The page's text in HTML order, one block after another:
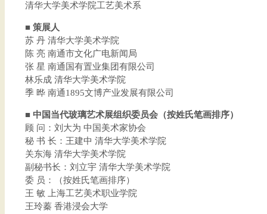
清华大学美术学院工艺美术系
■ 策展人
苏 丹 清华大学美术学院
陈 亮 南通市文化广电新闻局
张 星 南通国有置业集团有限公司
林乐成 清华大学美术学院
季 晔 南通1895文博产业发展有限公司
■ 中国当代玻璃艺术展组织委员会（按姓氏笔画排序）
顾 问：刘大为 中国美术家协会
秘 书 长：王建中 清华大学美术学院
关东海 清华大学美术学院
副秘书长：刘立宇 清华大学美术学院
委 员：（按姓氏笔画排序）
王 敏 上海工艺美术职业学院
王玲蓁 香港浸会大学